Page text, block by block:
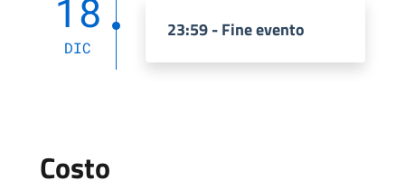
18
DIC
23:59 - Fine evento
Costo